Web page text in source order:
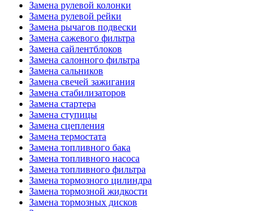
Замена рулевой колонки
Замена рулевой рейки
Замена рычагов подвески
Замена сажевого фильтра
Замена сайлентблоков
Замена салонного фильтра
Замена сальников
Замена свечей зажигания
Замена стабилизаторов
Замена стартера
Замена ступицы
Замена сцепления
Замена термостата
Замена топливного бака
Замена топливного насоса
Замена топливного фильтра
Замена тормозного цилиндра
Замена тормозной жидкости
Замена тормозных дисков